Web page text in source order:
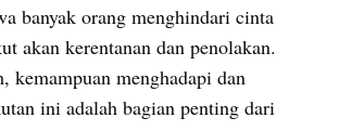
banyak orang menghindari cinta
akan kerentanan dan penolakan.
kemampuan menghadapi dan
ini adalah bagian penting dari